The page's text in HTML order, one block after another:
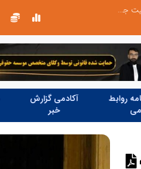
الگوپذیری خلاق، بهره‌گیری از هوش مصنوعی و کشف استعدادها، سه ضلع موفقیت جوانان کارآفرین
روابط
آکادمی گزارش
خبر